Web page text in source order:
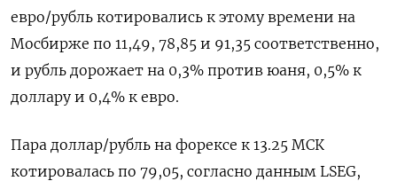
евро/рубль котировались к ​этому времени на
Мосбирже по 11,49, 78,85 ​и 91,35 соответственно,
и рубль дорожает на ​0,3% против ⁠юаня, 0,5% к
доллару и 0,4% к евро.
Пара доллар/рубль на форексе к 13.25 МСК
котировалась по ‌79,05, согласно данным LSEG,